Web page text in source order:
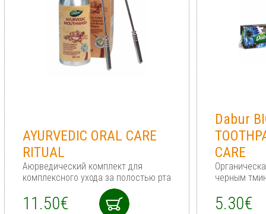
AYURVEDIC ORAL CARE
RITUAL
Аюрведический комплект для
комплексного ухода за полостью рта
11.50€
Dabur
CARE
черным
5.30€